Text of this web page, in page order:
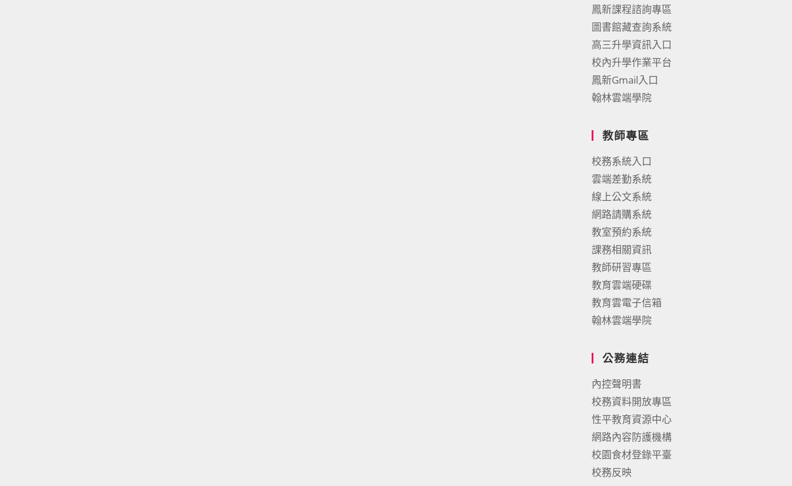
鳳新課程諮詢專區
圖書館藏查詢系統
高三升學資訊入口
校內升學作業平台
鳳新Gmail入口
翰林雲端學院
教師專區
校務系統入口
雲端差勤系統
線上公文系統
網路請購系統
教室預約系統
課務相關資訊
教師研習專區
教育雲端硬碟
教育雲電子信箱
翰林雲端學院
公務連結
內控聲明書
校務資料開放專區
性平教育資源中心
網路內容防護機構
校園食材登錄平臺
校務反映